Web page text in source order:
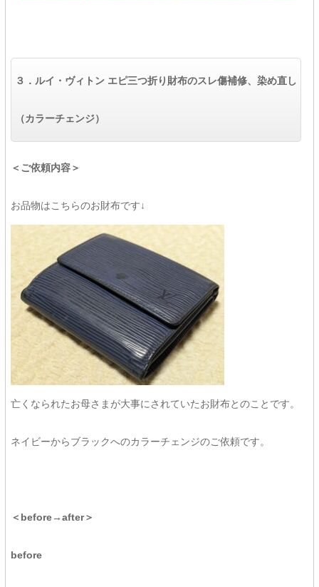
３． ルイ・ヴィトン エピ三つ折り財布のスレ傷補修、染め直し
（カラーチェンジ）
＜ご依頼内容＞
お品物はこちらのお財布です↓
亡くなられたお母さまが大事にされていたお財布とのことです。
ネイビーからブラックへのカラーチェンジのご依頼です。
＜before→after＞
before